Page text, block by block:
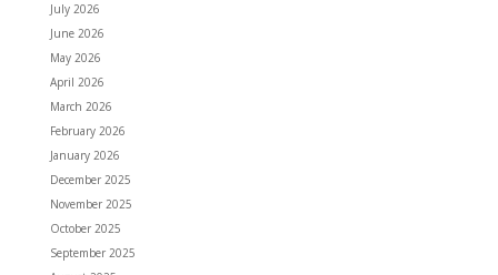
July 2026
June 2026
May 2026
April 2026
March 2026
February 2026
January 2026
December 2025
November 2025
October 2025
September 2025